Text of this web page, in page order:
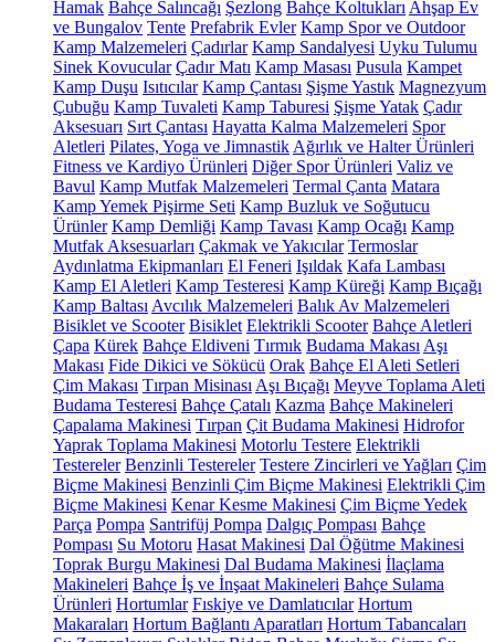
Hamak Bahçe Salıncağı Şezlong Bahçe Koltukları Ahşap Ev
ve Bungalov Tente Prefabrik Evler Kamp Spor ve Outdoor
Kamp Malzemeleri Çadırlar Kamp Sandalyesi Uyku Tulumu
Sinek Kovucular Çadır Matı Kamp Masası Pusula Kampet
Kamp Duşu Isıtıcılar Kamp Çantası Şişme Yastık Magnezyum
Çubuğu Kamp Tuvaleti Kamp Taburesi Şişme Yatak Çadır
Aksesuarı Sırt Çantası Hayatta Kalma Malzemeleri Spor
Aletleri Pilates, Yoga ve Jimnastik Ağırlık ve Halter Ürünleri
Fitness ve Kardiyo Ürünleri Diğer Spor Ürünleri Valiz ve
Bavul Kamp Mutfak Malzemeleri Termal Çanta Matara
Kamp Yemek Pişirme Seti Kamp Buzluk ve Soğutucu
Ürünler Kamp Demliği Kamp Tavası Kamp Ocağı Kamp
Mutfak Aksesuarları Çakmak ve Yakıcılar Termoslar
Aydınlatma Ekipmanları El Feneri Işıldak Kafa Lambası
Kamp El Aletleri Kamp Testeresi Kamp Küreği Kamp Bıçağı
Kamp Baltası Avcılık Malzemeleri Balık Av Malzemeleri
Bisiklet ve Scooter Bisiklet Elektrikli Scooter Bahçe Aletleri
Çapa Kürek Bahçe Eldiveni Tırmık Budama Makası Aşı
Makası Fide Dikici ve Sökücü Orak Bahçe El Aleti Setleri
Çim Makası Tırpan Misinası Aşı Bıçağı Meyve Toplama Aleti
Budama Testeresi Bahçe Çatalı Kazma Bahçe Makineleri
Çapalama Makinesi Tırpan Çit Budama Makinesi Hidrofor
Yaprak Toplama Makinesi Motorlu Testere Elektrikli
Testereler Benzinli Testereler Testere Zincirleri ve Yağları Çim
Biçme Makinesi Benzinli Çim Biçme Makinesi Elektrikli Çim
Biçme Makinesi Kenar Kesme Makinesi Çim Biçme Yedek
Parça Pompa Santrifüj Pompa Dalgıç Pompası Bahçe
Pompası Su Motoru Hasat Makinesi Dal Öğütme Makinesi
Toprak Burgu Makinesi Dal Budama Makinesi İlaçlama
Makineleri Bahçe İş ve İnşaat Makineleri Bahçe Sulama
Ürünleri Hortumlar Fıskiye ve Damlatıcılar Hortum
Makaraları Hortum Bağlantı Aparatları Hortum Tabancaları